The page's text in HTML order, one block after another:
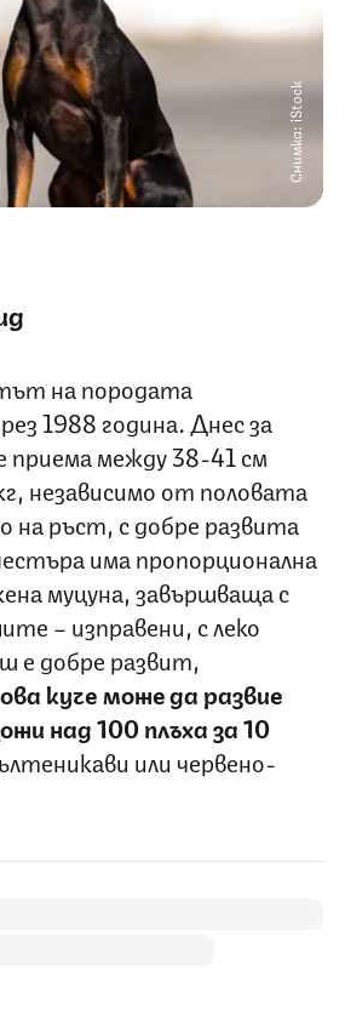
Снимка: iStock
на породата
1988 година. Днес за
приема между 38-41 см
независимо от половата
на ръст, с добре развита
има пропорционална
муцуна, завършваща с
– изправени, с леко
е добре развит,
куче може да развие
над 100 плъха за 10
или червено-